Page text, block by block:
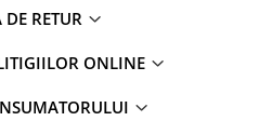
RETUR
ONLINE